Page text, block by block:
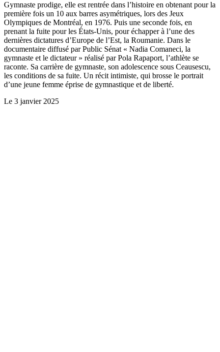
Gymnaste prodige, elle est rentrée dans l’histoire en obtenant pour la
première fois un 10 aux barres asymétriques, lors des Jeux
Olympiques de Montréal, en 1976. Puis une seconde fois, en
prenant la fuite pour les États-Unis, pour échapper à l’une des
dernières dictatures d’Europe de l’Est, la Roumanie. Dans le
documentaire diffusé par Public Sénat « Nadia Comaneci, la
gymnaste et le dictateur » réalisé par Pola Rapaport, l’athlète se
raconte. Sa carrière de gymnaste, son adolescence sous Ceausescu,
les conditions de sa fuite. Un récit intimiste, qui brosse le portrait
d’une jeune femme éprise de gymnastique et de liberté.
Le 3 janvier 2025